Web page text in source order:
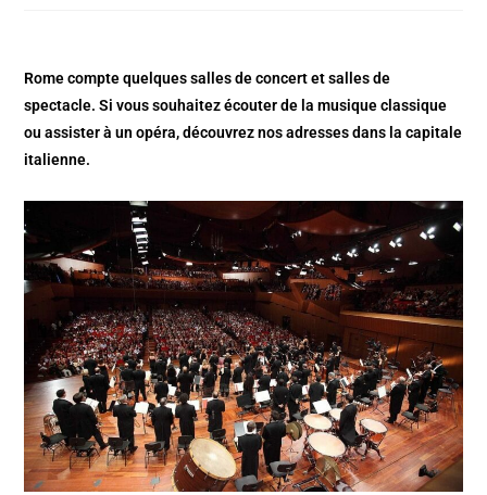
Rome compte quelques salles de concert et salles de
spectacle. Si vous souhaitez écouter de la musique classique
ou assister à un opéra, découvrez nos adresses dans la capitale
italienne.